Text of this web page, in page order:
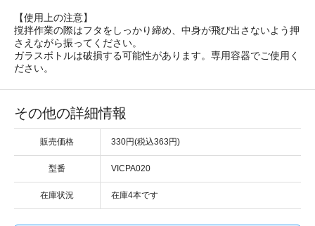
【使用上の注意】
撹拌作業の際はフタをしっかり締め、中身が飛び出さないよう押
さえながら振ってください。
ガラスボトルは破損する可能性があります。専用容器でご使用く
ださい。
その他の詳細情報
販売価格 330円(税込363円)
型番 VICPA020
在庫状況 在庫4本です